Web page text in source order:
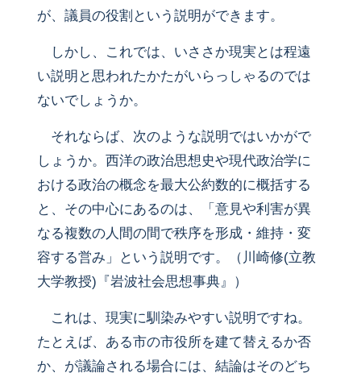
が、議員の役割という説明ができます。
しかし、これでは、いささか現実とは程遠
い説明と思われたかたがいらっしゃるのでは
ないでしょうか。
それならば、次のような説明ではいかがで
しょうか。西洋の政治思想史や現代政治学に
おける政治の概念を最大公約数的に概括する
と、その中心にあるのは、「意見や利害が異
なる複数の人間の間で秩序を形成・維持・変
容する営み」という説明です。（川崎修(立教
大学教授)『岩波社会思想事典』）
これは、現実に馴染みやすい説明ですね。
たとえば、ある市の市役所を建て替えるか否
か、が議論される場合には、結論はそのどち